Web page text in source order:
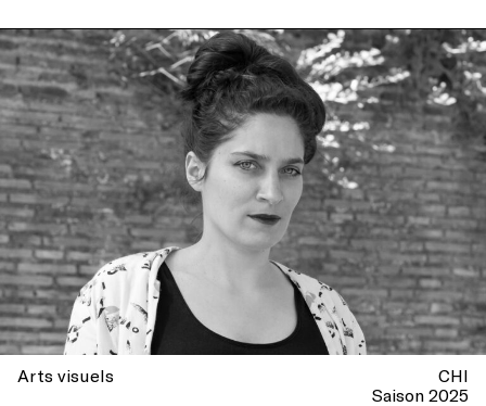
Arts visuels
CHI
Saison 2025